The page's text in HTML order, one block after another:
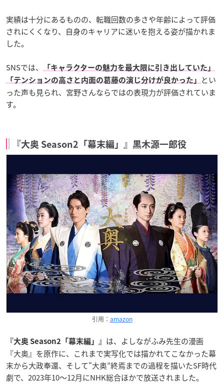
実績は十分にあるものの、転職回数の多さや年齢によって評価
されにくくなり、自身のキャリアに迷いを抱える姿が描かれま
した。
SNSでは、
「キャラクターの魅力を最大限に引き出していた」
「テンションの高さと内面の葛藤の演じ分けが良かった」
とい
った声も見られ、宮野さんならではの表現力が評価されていま
す。
『大奥 Season2「幕末編」』黒木源一郎役
引用： amazon
『大奥 Season2「幕末編」』 は、よしながふみ先生の漫画
『大奥』を原作に、これまで実写化では描かれてこなかった幕
末から大政奉還、そして“大奥”終焉までの過程を描いたSF時代
劇で、2023年10～12月にNHK総合ほかで放送されました。